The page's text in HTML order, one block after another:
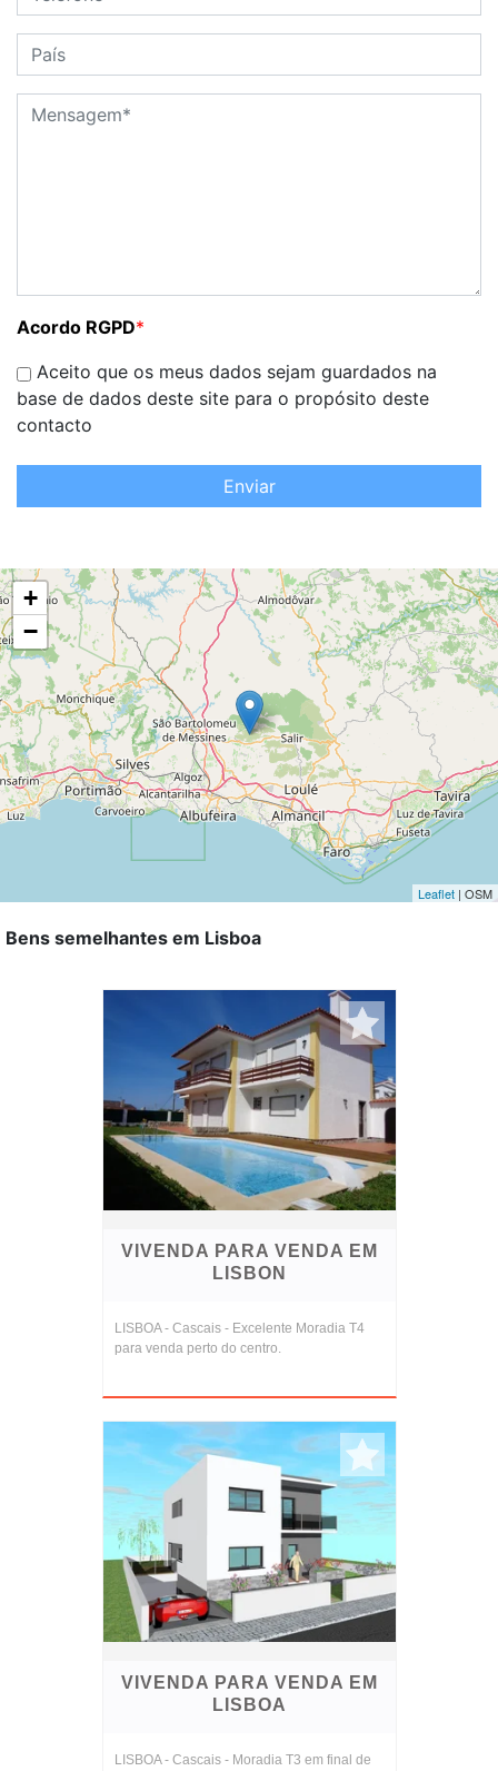
Acordo RGPD*
Aceito que os meus dados sejam guardados na
base de dados deste site para o propósito deste
contacto
Enviar
+
−
Leaflet | OSM
Bens semelhantes em Lisboa
VIVENDA PARA VENDA EM
LISBON
LISBOA - Cascais - Excelente Moradia T4
para venda perto do centro.
VIVENDA PARA VENDA EM
LISBOA
LISBOA - Cascais - Moradia T3 em final de